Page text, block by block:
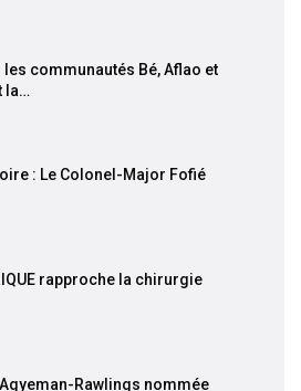
les communautés Bé, Aflao et
la…
: Le Colonel-Major Fofié
rapproche la chirurgie
Rawlings nommée